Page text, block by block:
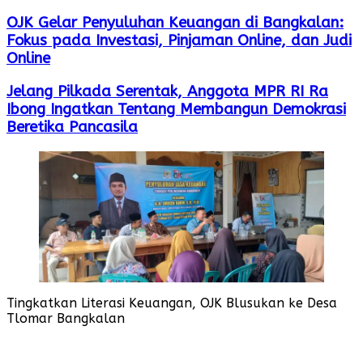
OJK Gelar Penyuluhan Keuangan di Bangkalan:
Fokus pada Investasi, Pinjaman Online, dan Judi
Online
Jelang Pilkada Serentak, Anggota MPR RI Ra
Ibong Ingatkan Tentang Membangun Demokrasi
Beretika Pancasila
Tingkatkan Literasi Keuangan, OJK Blusukan ke Desa
Tlomar Bangkalan